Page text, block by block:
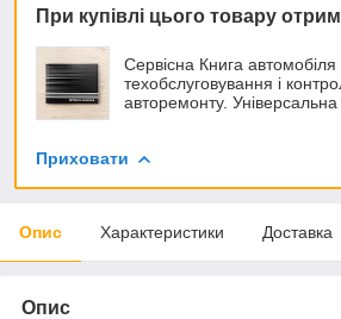
При купівлі цього товару
Сервісна Книга автомобіля
техобслуговування і
авторемонту. Універсальна
Приховати
Опис Характеристики Доставка
Опис